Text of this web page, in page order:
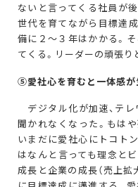
ないと言ってくる社員が
世代を育てながら目標達
備に２〜３年はかかる。
てくる。リーダーの頑張り
⑤愛社心を育むと一体感が
デジタル化が加速、テ
聞かれなくなった。もは
いまだに愛社心にトコト
はなんと言っても理念と
成長と企業の成長（売上